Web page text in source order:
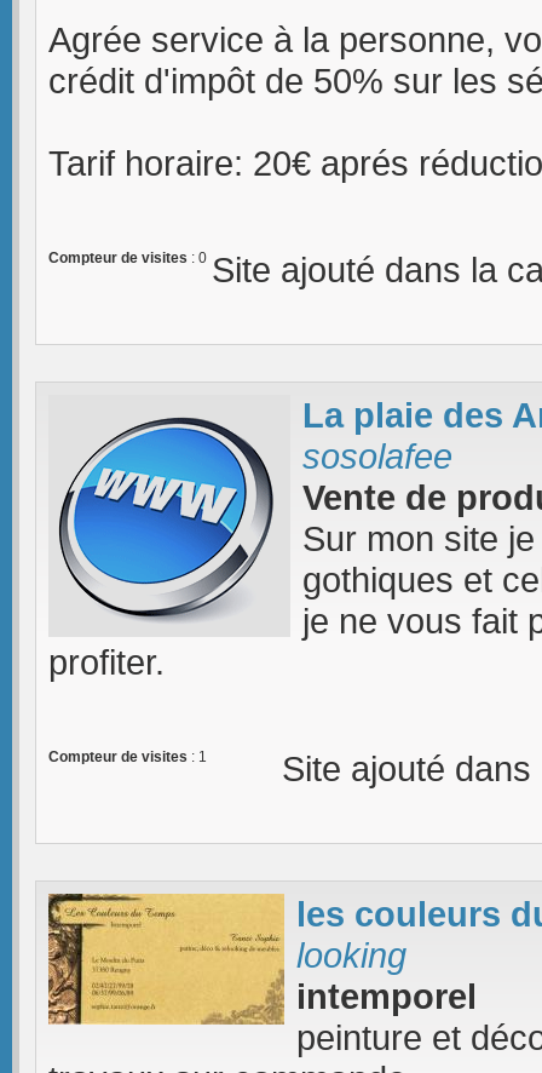
Agrée service à la personne,
crédit d'impôt de 50% sur les
Tarif horaire: 20€ aprés
Compteur de visites : 0 Site ajouté dans la
La plaie des
sosolafee
Vente de
Sur mon site
gothiques et
je ne vous fait
profiter.
Compteur de visites : 1 Site ajouté
les couleurs
looking
intemporel
peinture et